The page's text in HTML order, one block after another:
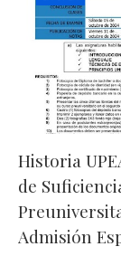
Historia
de
Admisión